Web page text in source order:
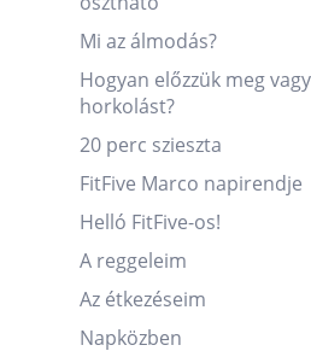
Mi az álmodás?
Hogyan előzzük meg
horkolást?
20 perc szieszta
FitFive Marco napirendje
Helló FitFive-os!
A reggeleim
Az étkezéseim
Napközben